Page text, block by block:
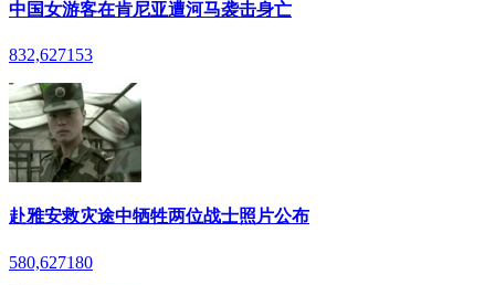
中国女游客在肯尼亚遭河马袭击身亡
832,627153
赴雅安救灾途中牺牲两位战士照片公布
580,627180